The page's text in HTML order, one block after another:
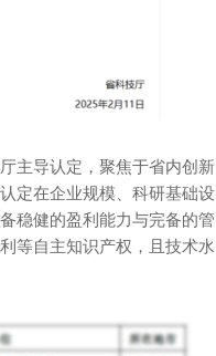
主导认定，聚焦于省内创新
定在企业规模、科研基础设
稳健的盈利能力与完备的管
等自主知识产权，且技术水